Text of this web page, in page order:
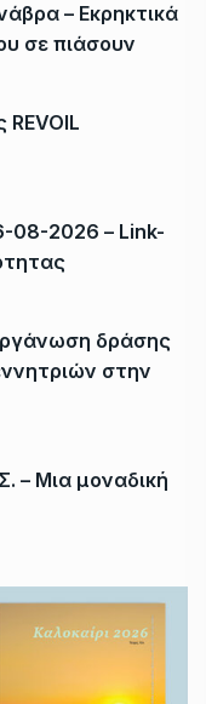
– Εκρηκτικά
σε πιάσουν
08-2026 – Link-
δράσης
στην
– Μια μοναδική